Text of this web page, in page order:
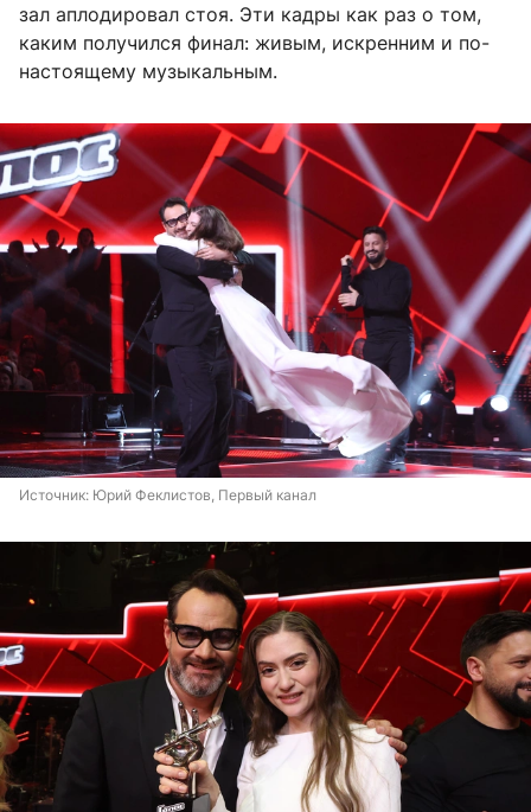
зал аплодировал стоя. Эти кадры как раз о том,
каким получился финал: живым, искренним и по-
настоящему музыкальным.
Источник: Юрий Феклистов, Первый канал